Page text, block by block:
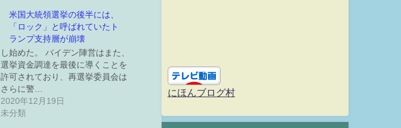
米国大統領選挙の後半には、
「ロック」と呼ばれていたト
ランプ支持層が崩壊
し始めた。 バイデン陣営はまた、
選挙資金調達を最後に導くことを
許可されており、再選挙委員会は
さらに警…
2020年12月19日
未分類
にほんブログ村